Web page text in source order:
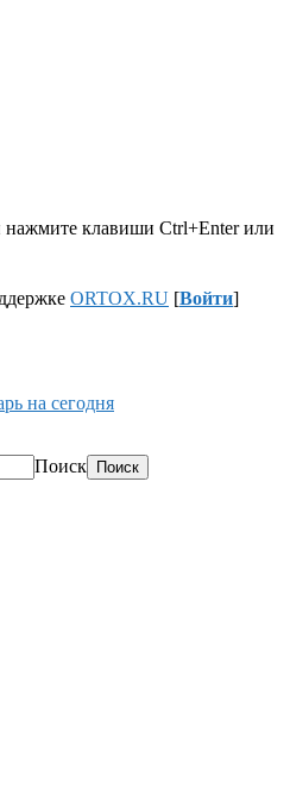
нажмите клавиши Ctrl+Enter или
ORTOX.RU [Войти]
на сегодня
Поиск